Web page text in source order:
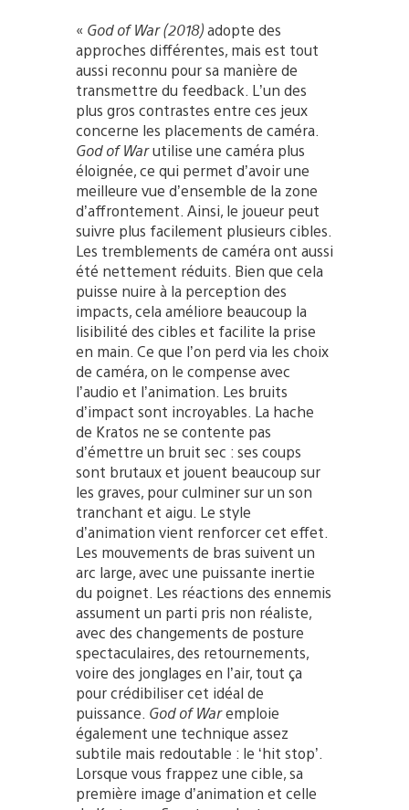
« God of War (2018)adopte des
approches différentes, mais est tout
aussi reconnu pour sa manière de
transmettre du feedback. L’un des
plus gros contrastes entre ces jeux
concerne les placements de caméra.
God of Warutilise une caméra plus
éloignée, ce qui permet d’avoir une
meilleure vue d’ensemble de la zone
d’affrontement. Ainsi, le joueur peut
suivre plus facilement plusieurs cibles.
Les tremblements de caméra ont aussi
été nettement réduits. Bien que cela
puisse nuire à la perception des
impacts, cela améliore beaucoup la
lisibilité des cibles et facilite la prise
en main. Ce que l’on perd via les choix
de caméra, on le compense avec
l’audio et l’animation. Les bruits
d’impact sont incroyables. La hache
de Kratos ne se contente pas
d’émettre un bruit sec : ses coups
sont brutaux et jouent beaucoup sur
les graves, pour culminer sur un son
tranchant et aigu. Le style
d’animation vient renforcer cet effet.
Les mouvements de bras suivent un
arc large, avec une puissante inertie
du poignet. Les réactions des ennemis
assument un parti pris non réaliste,
avec des changements de posture
spectaculaires, des retournements,
voire des jonglages en l’air, tout ça
pour crédibiliser cet idéal de
puissance. God of Waremploie
également une technique assez
subtile mais redoutable : le ‘hit stop’.
Lorsque vous frappez une cible, sa
première image d’animation et celle